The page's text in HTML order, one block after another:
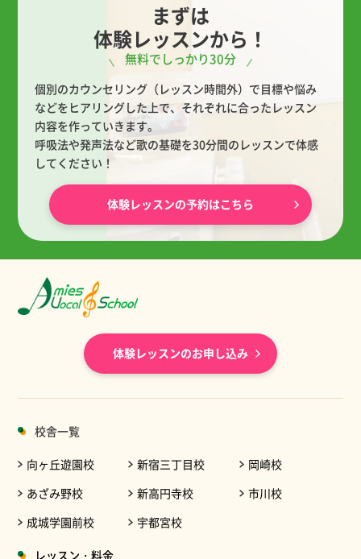
まずは
体験レッスンから！
無料でしっかり30分
個別のカウンセリング（レッスン時間外）で目標や悩み
などをヒアリングした上で、 それぞれに合ったレッスン
内容を作っていきます。
呼吸法や発声法など歌の基礎を30分間のレッスンで体感
してください！
体験レッスンの予約はこちら
体験レッスンのお申し込み
校舎一覧
向ヶ丘遊園校
あざみ野校
成城学園前校
新宿三丁目校
新高円寺校
宇都宮校
岡崎校
市川校
レッスン・料金